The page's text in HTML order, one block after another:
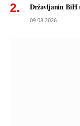
Državljanin BiH
09.08.2026